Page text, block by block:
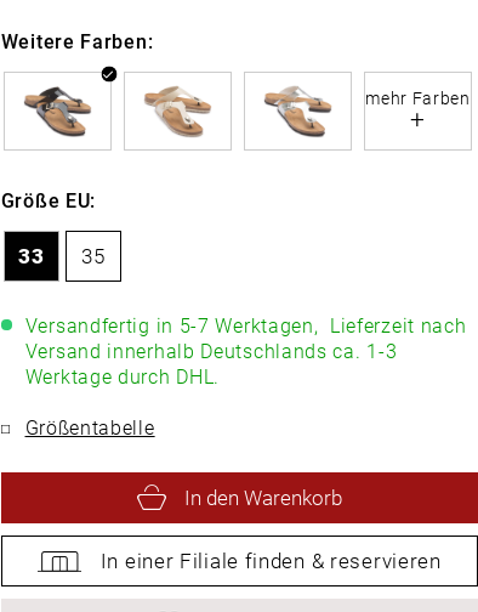
Weitere Farben:
mehr Farben
+
Größe EU:
33 35
Versandfertig in 5-7 Werktagen, Lieferzeit nach
Versand innerhalb Deutschlands ca. 1-3
Werktage durch DHL.
Größentabelle
In den Warenkorb
In einer Filiale finden & reservieren